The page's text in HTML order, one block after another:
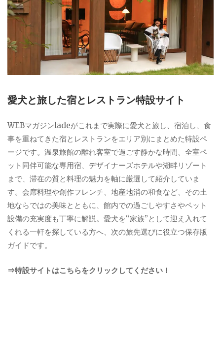
愛犬と旅した宿とレストラン特設サイト
WEBマガジンladeがこれまで実際に愛犬と旅し、宿泊し、食
事を重ねてきた宿とレストランをエリア別にまとめた特設ペ
ージです。温泉旅館の離れ客室で過ごす静かな時間、全室ペ
ット同伴可能な専用宿、デザイナーズホテルや湖畔リゾート
まで、滞在の質と料理の魅力を軸に厳選して紹介していま
す。会席料理や創作フレンチ、地産地消の和食など、その土
地ならではの美味とともに、館内での過ごしやすさやペット
設備の充実度も丁寧に解説。愛犬を“家族”として迎え入れて
くれる一軒を探している方へ、次の旅先選びに役立つ保存版
ガイドです。
⇒特設サイトはこちらをクリックしてください！